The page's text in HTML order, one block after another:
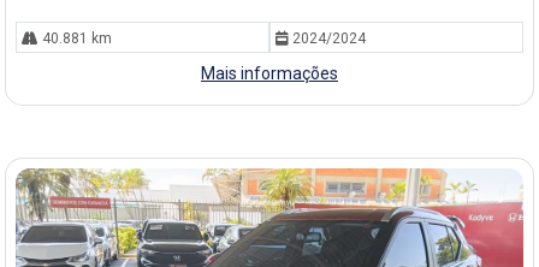
40.881 km 2024/2024
Mais informações